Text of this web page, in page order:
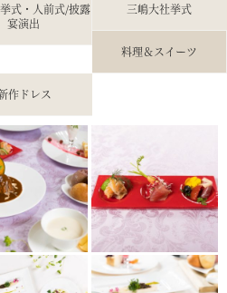
式・人前式/披露
宴演出
三嶋大社挙式
料理＆スイーツ
作ドレス